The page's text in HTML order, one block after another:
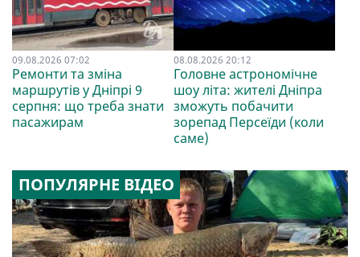
09.08.2026 07:02
Ремонти та зміна
маршрутів у Дніпрі 9
серпня: що треба знати
пасажирам
08.08.2026 20:12
Головне астрономічне
шоу літа: жителі Дніпра
зможуть побачити
зорепад Персеїди (коли
саме)
ПОПУЛЯРНЕ ВІДЕО